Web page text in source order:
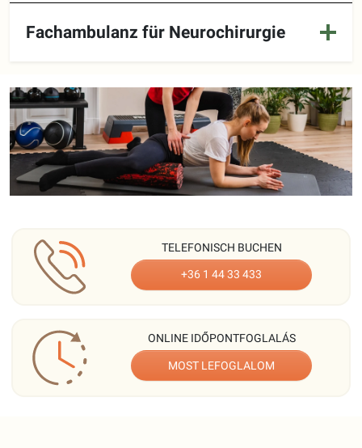
Fachambulanz für Neurochirurgie
TELEFONISCH BUCHEN
+36 1 44 33 433
ONLINE IDŐPONTFOGLALÁS
MOST LEFOGLALOM